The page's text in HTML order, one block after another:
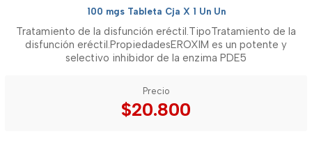
100 mgs Tableta Cja X 1 Un Un
Tratamiento de la disfunción eréctil.TipoTratamiento de la
disfunción eréctil.PropiedadesEROXIM es un potente y
selectivo inhibidor de la enzima PDE5
Precio
$20.800